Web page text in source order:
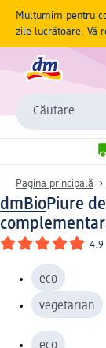
Mulțumim pentru
zile lucrătoare. Vă
Căutare
Pagina principală
dmBioPiure
4.9
eco
vegetarian
eco